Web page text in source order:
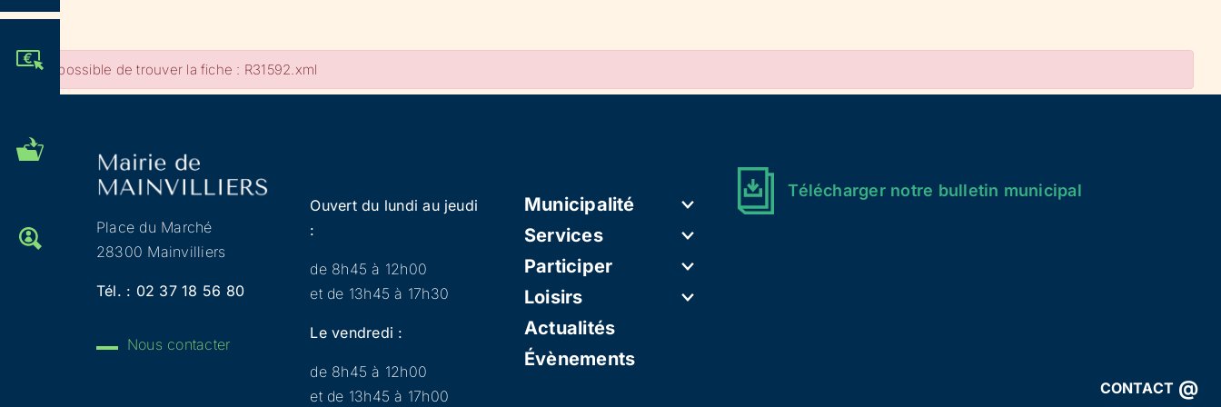
ADMINISTRATIVES
OFFRES D'EMPLOI
CONTACT @
Impossible de trouver la fiche : R31592.xml
Place du Marché
28300 Mainvilliers
Tél. : 02 37 18 56 80
Nous contacter
Ouvert du lundi au jeudi
:
de 8h45 à 12h00
et de 13h45 à 17h30
Le vendredi :
de 8h45 à 12h00
et de 13h45 à 17h00
Municipalité
Services
Participer
Loisirs
Actualités
Évènements
Télécharger notre bulletin municipal